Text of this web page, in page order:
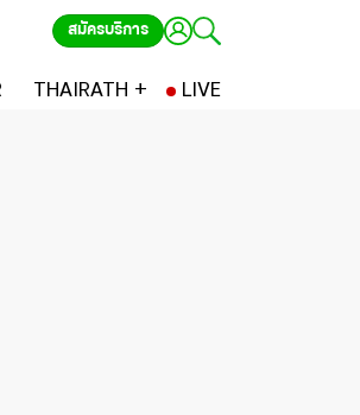
สมัครบริการ
THAIRATH + LIVE